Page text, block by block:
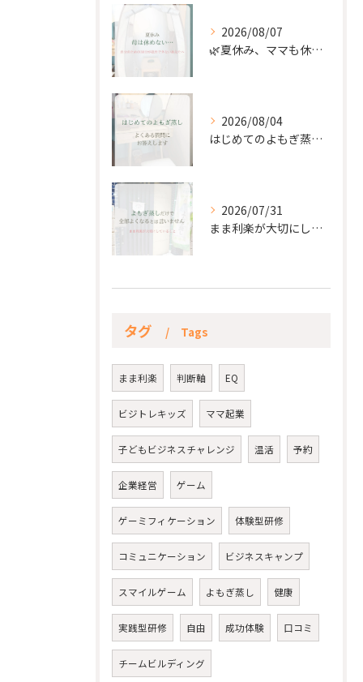
2026/08/07
🌿夏休み、ママも休もう🌿
2026/08/04
はじめてのよもぎ蒸し。
2026/07/31
まま利楽が大切にしていること✨
タグ Tags
まま利楽 判断軸 EQ
ビジトレキッズ ママ起業
子どもビジネスチャレンジ 温活 予約
企業経営 ゲーム
ゲーミフィケーション 体験型研修
コミュニケーション ビジネスキャンプ
スマイルゲーム よもぎ蒸し 健康
実践型研修 自由 成功体験 口コミ
チームビルディング